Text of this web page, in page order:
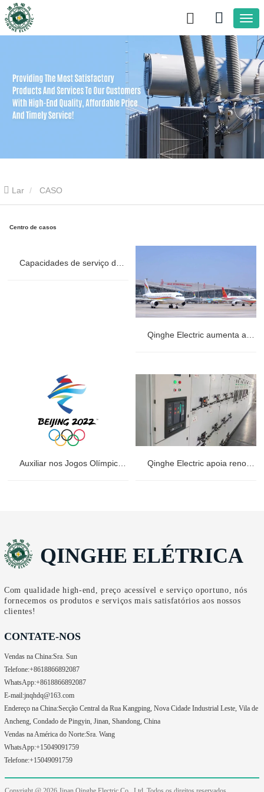
Lar CASO
Centro de casos
Auxiliar nos Jogos Olímpicos de Inverno de 2022 Pequim Qinghe Electric apoia renovação de subestação na Huanyu Oriental International Container (Qingdao) Co., Ltd.
QINGHE ELÉTRICA
Com qualidade high-end, preço acessível e serviço oportuno, nós
fornecemos os produtos e serviços mais satisfatórios aos nossos
clientes!
CONTATE-NOS
Vendas na China:Sra. Sun
Telefone:+8618866892087
WhatsApp:+8618866892087
E-mail:jnqhdq@163.com
Endereço na China:Secção Central da Rua Kangping, Nova Cidade Industrial Leste, Vila de
Ancheng, Condado de Pingyin, Jinan, Shandong, China
Vendas na América do Norte:Sra. Wang
WhatsApp:+15049091759
Telefone:+15049091759